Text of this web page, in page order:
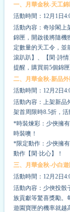
一、月華金秋-天工錦
活動時間：12月1日
活動內容：奇珍閣上
錦匣，開啟後將隨機
定數量的天工令，並
滾趴趴】、【閑·詩
提醒，購買前5個錦
二、月華金秋-新品外
活動時間：12月2日
活動內容：上架新品
架首周限時8.5折，活
*時裝煉彩：少俠擁
時裝噢！
*限定動作：少俠擁
動作【閑·比心】！
三、月華金秋-小白
活動時間：12月2日
活動內容：少俠投骰
族貢獻等驚喜獎勵。
遊園寶匣的機率就越